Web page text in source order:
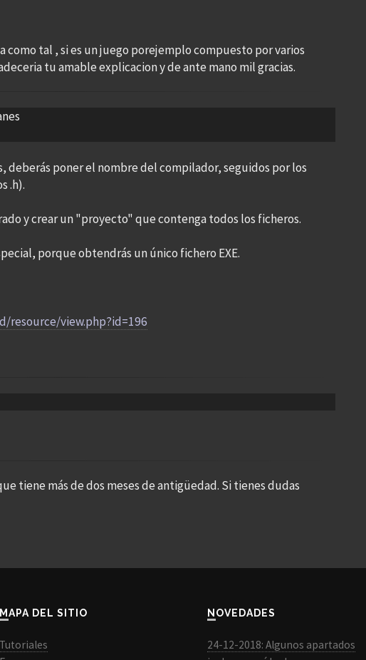
como tal , si es un juego porejemplo compuesto por varios
tu amable explicacion y de ante mano mil gracias.
deberás poner el nombre del compilador, seguidos por los
.h).
y crear un "proyecto" que contenga todos los ficheros.
porque obtendrás un único fichero EXE.
resource/view.php?id=196
tiene más de dos meses de antigüedad. Si tienes dudas
MAPA DEL SITIO
Tutoriales
NOVEDADES
24-12-2018: Algunos apartados